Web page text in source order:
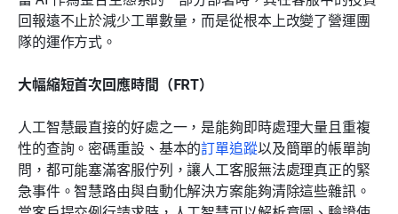
回報遠不止於減少工單數量，而是從根本上改變了營運團
隊的運作方式。
大幅縮短首次回應時間（FRT）
人工智慧最直接的好處之一，是能夠即時處理大量且重複
性的查詢。密碼重設、基本的訂單追蹤以及簡單的帳單詢
問，都可能塞滿客服佇列，讓人工客服無法處理真正的緊
急事件。智慧路由與自動化解決方案能夠清除這些雜訊。